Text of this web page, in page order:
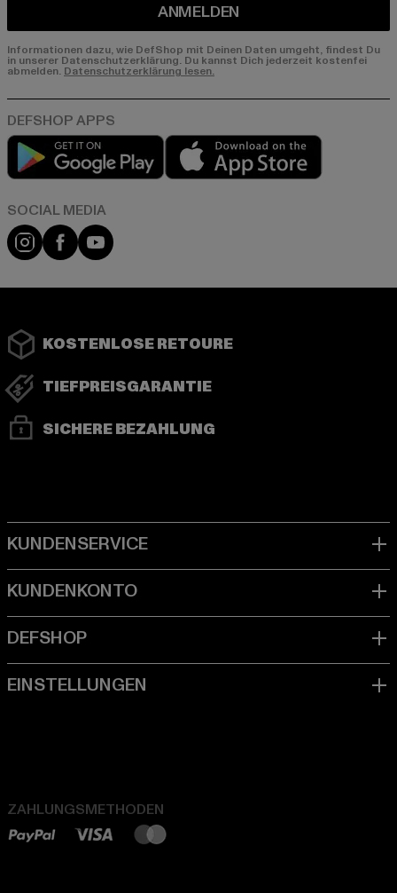
ANMELDEN
Informationen dazu, wie DefShop mit Deinen Daten umgeht, findest Du
in unserer Datenschutzerklärung. Du kannst Dich jederzeit kostenfei
abmelden. Datenschutzerklärung lesen.
Play market
Instagram
FacebookYouTube
KOSTENLOSE RETOURE
TIEFPREISGARANTIE
SICHERE BEZAHLUNG
ZAHLUNGSMETHODEN